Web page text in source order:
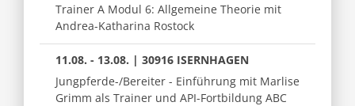
Trainer A Modul 6: Allgemeine Theorie mit
Andrea-Katharina Rostock
11.08. - 13.08. | 30916 ISERNHAGEN
Jungpferde-/Bereiter - Einführung mit Marlise
Grimm als Trainer und API-Fortbildung ABC